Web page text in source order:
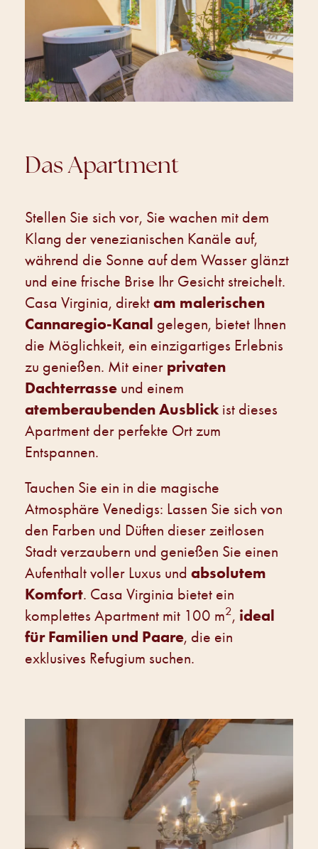
Das Apartment
Stellen Sie sich vor, Sie wachen mit dem
Klang der venezianischen Kanäle auf,
während die Sonne auf dem Wasser glänzt
und eine frische Brise Ihr Gesicht streichelt.
Casa Virginia, direktam malerischen
Cannaregio-Kanal gelegen, bietet Ihnen
die Möglichkeit, ein einzigartiges Erlebnis
zu genießen. Mit einer privaten
Dachterrasse und einem
atemberaubenden Ausblickist dieses
Apartment der perfekte Ort zum
Entspannen.
Tauchen Sie ein in die magische
Atmosphäre Venedigs: Lassen Sie sich von
den Farben und Düften dieser zeitlosen
Stadt verzaubern und genießen Sie einen
Aufenthalt voller Luxus und absolutem
Komfort. Casa Virginia bietet ein
komplettes Apartment mit 100 m2, ideal
für Familien und Paare, die ein
exklusives Refugium suchen.